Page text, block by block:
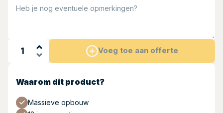
Heb je nog eventuele opmerkingen?
Voeg toe aan offerte
Waarom dit product?
Massieve opbouw